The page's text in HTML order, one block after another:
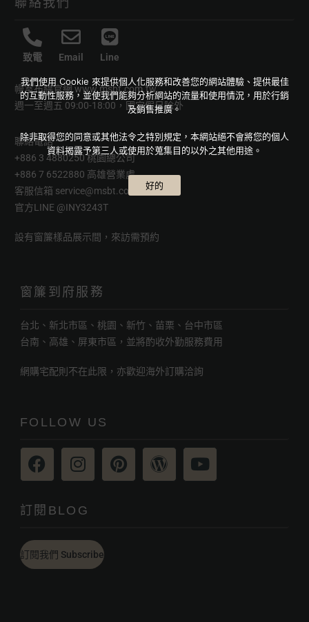
致電 Email Line
幔室布緹官網www.msbt.com.tw
週一至週五 09:00-18:00，國定假日除外
聯絡電話
+886 3 4880250 桃園總公司
+886 7 6522880 高雄營業處
客服信箱 service@msbt.com.tw
官方LINE @INY3243T
設有窗簾樣品展示間，來訪需預約
窗簾到府服務
台北、新北市區、桃園、新竹、苗栗、台中市區
台南、高雄、屏東市區，並將酌收外勤服務費用
網購宅配則不在此限，亦歡迎海外訂購洽詢
FOLLOW US
訂閱BLOG
訂閱我們 Subscribe
我們使用 Cookie 來提供個人化服務和改善您的網站體驗、提供最佳
的互動性服務，並使我們能夠分析網站的流量和使用情況，用於行銷
及銷售推廣。
除非取得您的同意或其他法令之特別規定，本網站絕不會將您的個人
資料揭露予第三人或使用於蒐集目的以外之其他用途。
好的